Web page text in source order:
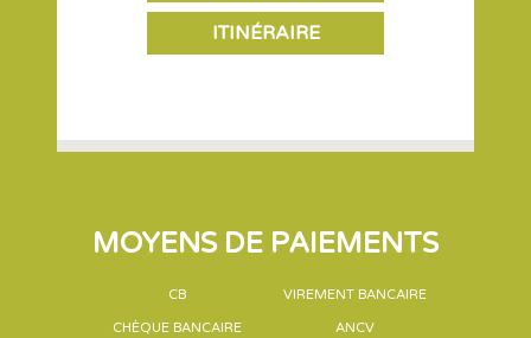
ITINÉRAIRE
MOYENS DE PAIEMENTS
CB VIREMENT BANCAIRE
CHÈQUE BANCAIRE ANCV